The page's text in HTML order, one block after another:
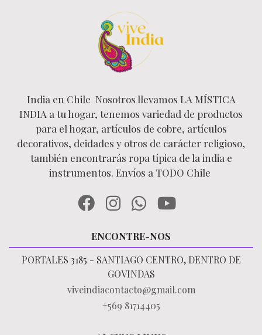
India en Chile Nosotros llevamos LA MÍSTICA
INDIA a tu hogar, tenemos variedad de productos
para el hogar, artículos de cobre, artículos
decorativos, deidades y otros de carácter religioso,
también encontrarás ropa típica de la india e
instrumentos. Envíos a TODO Chile
ENCONTRE-NOS
PORTALES 3185 - SANTIAGO CENTRO, DENTRO DE
GOVINDAS
viveindiacontacto@gmail.com
+569 81714405